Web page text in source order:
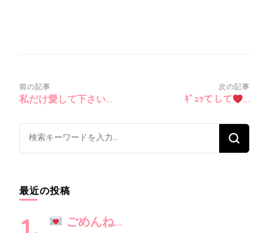
投
稿
ナ
ビ
ゲ
シ
ョ
ン
前の記事
私だけ愛して下さい…
次の記事
ｷﾞｭｯてして …
な
に
お
探
し
最近の投稿
ごめんね…